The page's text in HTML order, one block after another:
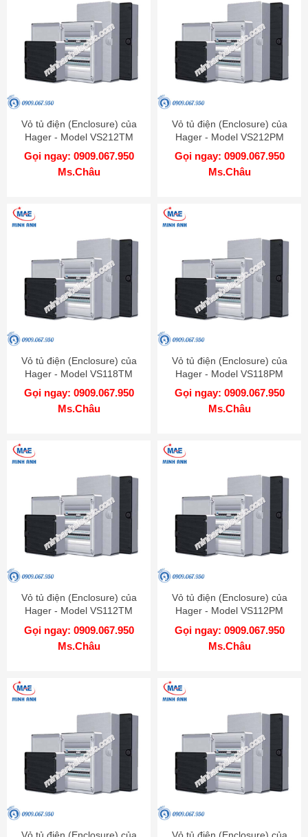
Vỏ tủ điện (Enclosure) của
Hager - Model VS212TM
Gọi ngay: 0909.067.950
Ms.Châu
Vỏ tủ điện (Enclosure) của
Hager - Model VS212PM
Gọi ngay: 0909.067.950
Ms.Châu
Vỏ tủ điện (Enclosure) của
Hager - Model VS118TM
Gọi ngay: 0909.067.950
Ms.Châu
Vỏ tủ điện (Enclosure) của
Hager - Model VS118PM
Gọi ngay: 0909.067.950
Ms.Châu
Vỏ tủ điện (Enclosure) của
Hager - Model VS112TM
Gọi ngay: 0909.067.950
Ms.Châu
Vỏ tủ điện (Enclosure) của
Hager - Model VS112PM
Gọi ngay: 0909.067.950
Ms.Châu
Vỏ tủ điện (Enclosure) của Vỏ tủ điện (Enclosure) của